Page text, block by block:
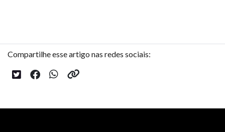
Compartilhe esse artigo nas redes sociais: